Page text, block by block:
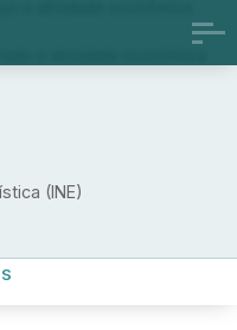
(INE)
e atividade económica
e atividade económica
Rev. 3)